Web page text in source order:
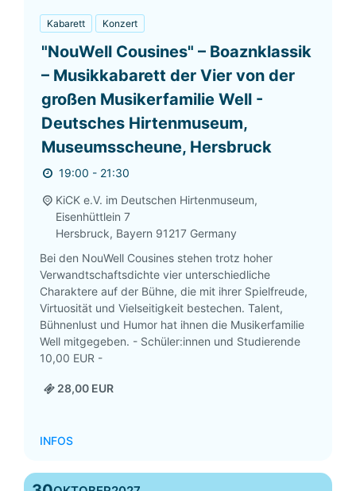
Kabarett Konzert
"NouWell Cousines" – Boaznklassik
– Musikkabarett der Vier von der
großen Musikerfamilie Well -
Deutsches Hirtenmuseum,
Museumsscheune, Hersbruck
19:00 - 21:30
KiCK e.V. im Deutschen Hirtenmuseum,
Eisenhüttlein 7
Hersbruck, Bayern 91217 Germany
Bei den NouWell Cousines stehen trotz hoher
Verwandtschaftsdichte vier unterschiedliche
Charaktere auf der Bühne, die mit ihrer Spielfreude,
Virtuosität und Vielseitigkeit bestechen. Talent,
Bühnenlust und Humor hat ihnen die Musikerfamilie
Well mitgegeben. - Schüler:innen und Studierende
10,00 EUR -
28,00 EUR
INFOS